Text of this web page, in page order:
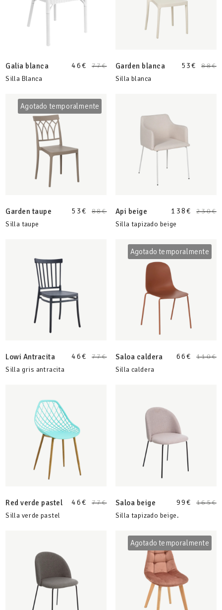
46€ 77€
Galia blanca
Silla Blanca
53€ 88€
Garden blanca
Silla blanca
53€ 88€
Garden taupe
Silla taupe
Agotado temporalmente
138€ 230€
Api beige
Silla tapizado beige
46€ 77€
Lowi Antracita
Silla gris antracita
66€ 110€
Saloa caldera
Silla caldera
Agotado temporalmente
46€ 77€
Red verde pastel
Silla verde pastel
99€ 165€
Saloa beige
Silla tapizado beige.
Agotado temporalmente